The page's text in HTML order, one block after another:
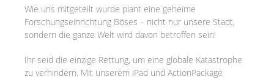
Wie uns mitgeteilt wurde plant eine geheime
Forschungseinrichtung Böses – nicht nur unsere Stadt,
sondern die ganze Welt wird davon betroffen sein!
Ihr seid die einzige Rettung, um eine globale Katastrophe
zu verhindern. Mit unserem iPad und ActionPackage